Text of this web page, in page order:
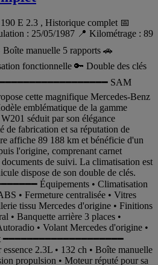
E 2.3 , Historique complet 📅
: 25/05/1987 📍 Kilométrage : 89
manuelle 5 rapports 🚗
fonctionnelle 🔑 Double des clés
SAM
cette magnifique Mercedes-Benz
emblématique de la gamme
séduit par son élégance
de fabrication et sa réputation de
affiche 89 188 km et bénéficie d'un
l'origine, comprenant carnet
de suivi. La climatisation est
dispose de son double de clés.
Équipements • Climatisation
• Fermeture centralisée • Vitres
tissu Mercedes d'origine • Finitions
• Banquette arrière 3 places •
• Volant Mercedes d'origine •
━━━━━━━━━━━━━━━━━━━━
2.3L • 132 ch • Boîte manuelle
propulsion • Moteur réputé pour sa